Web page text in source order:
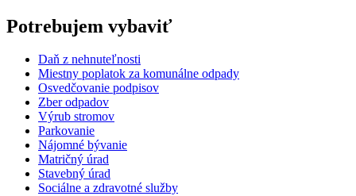
Potrebujem vybaviť
Daň z nehnuteľnosti
Miestny poplatok za komunálne odpady
Osvedčovanie podpisov
Zber odpadov
Výrub stromov
Parkovanie
Nájomné bývanie
Matričný úrad
Stavebný úrad
Sociálne a zdravotné služby